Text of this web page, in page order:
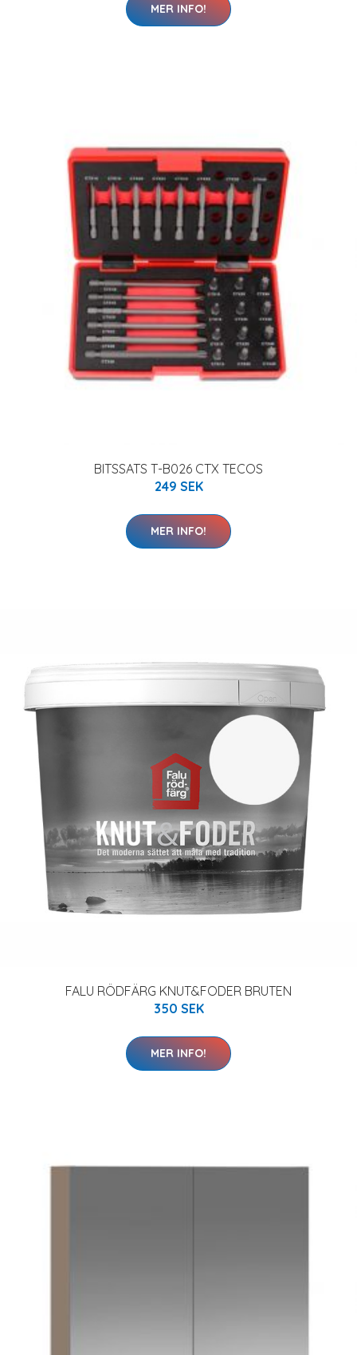
MER INFO!
BITSSATS T-B026 CTX TECOS
249 SEK
MER INFO!
FALU RÖDFÄRG KNUT&FODER BRUTEN
350 SEK
MER INFO!